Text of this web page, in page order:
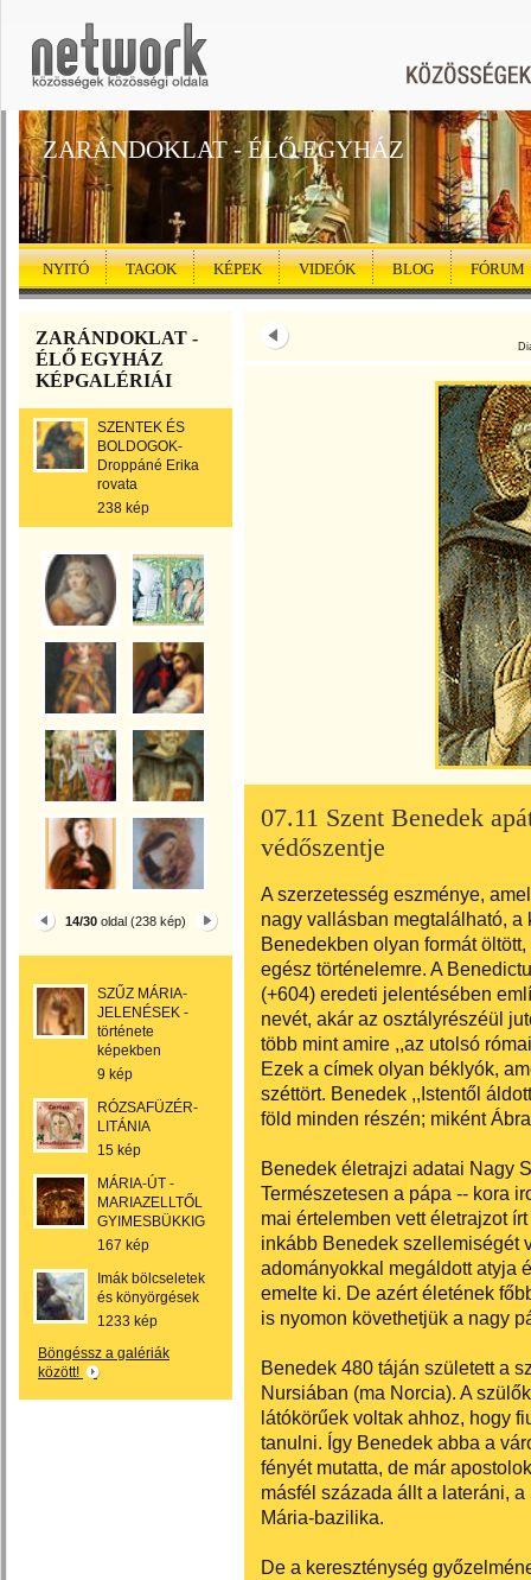
ZARÁNDOKLAT - ÉLŐ EGYHÁZ
NYITÓ TAGOK KÉPEK VIDEÓK BLOG FÓRUM
ZARÁNDOKLAT -
ÉLŐ EGYHÁZ
KÉPGALÉRIÁI
SZENTEK ÉS
BOLDOGOK-
Droppáné Erika
rovata
238 kép
14/30 oldal (238 kép)
SZŰZ MÁRIA-
JELENÉSEK -
története
képekben
9 kép
RÓZSAFÜZÉR-
LITÁNIA
15 kép
MÁRIA-ÚT -
MARIAZELLTŐL
GYIMESBÜKKIG
167 kép
Imák bölcseletek
és könyörgések
1233 kép
Böngéssz a galériák
között!
07.11 Szent Benedek
védőszentje
A szerzetesség eszménye,
nagy vallásban megtalálható,
Benedekben olyan formát
egész történelemre. A
(+604) eredeti jelentésében
nevét, akár az osztályrészéül
több mint amire ,,az utolsó
Ezek a címek olyan béklyók,
széttört. Benedek ,,Istentől
föld minden részén; miként
Benedek életrajzi adatai Nagy
Természetesen a pápa -- kora
mai értelemben vett életrajzot
inkább Benedek szellemiségét
adományokkal megáldott atyja
emelte ki. De azért életének
is nyomon követhetjük a nagy
Benedek 480 táján született a
Nursiában (ma Norcia). A
látókörűek voltak ahhoz, hogy
tanulni. Így Benedek abba a
fényét mutatta, de már
másfél százada állt a lateráni,
Mária-bazilika.
De a kereszténység